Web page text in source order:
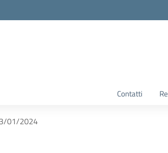
Contatti
01/2024